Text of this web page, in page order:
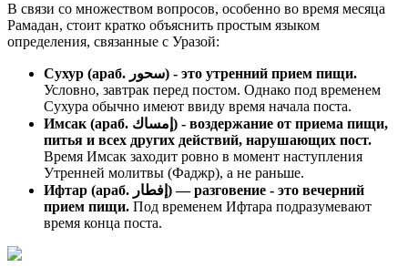
В связи со множеством вопросов, особенно во время месяца
Рамадан, стоит кратко объяснить простым языком
определения, связанные с Уразой:
Сухур (араб. سحور) - это утренний прием пищи.
Условно, завтрак перед постом. Однако под временем
Сухура обычно имеют ввиду время начала поста.
Имсак (араб. إمساك) - воздержание от приема пищи,
питья и всех других действий, нарушающих пост.
Время Имсак заходит ровно в момент наступления
Утренней молитвы (Фаджр), а не раньше.
Ифтар (араб. إفطار) — разговение - это вечерний
прием пищи. Под временем Ифтара подразумевают
время конца поста.